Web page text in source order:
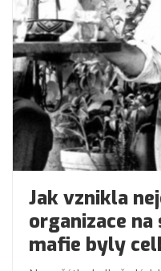
Jak vznikla
organizace
mafie byly